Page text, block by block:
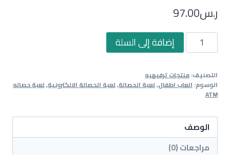
ر.س97.00
كمية
لعبة
ال
ATM
إضافة إلى السلة
التصنيف:منتجات ترفيهيه
الوسوم:العاب اطفال,لعبة الحصالة,لعبة الحصالة الالكترونية,لعبة حصاله
ATM
الوصف
مراجعات (0)